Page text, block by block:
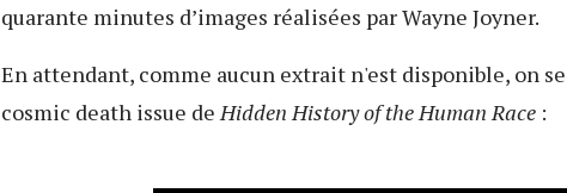
quarante minutes d’images réalisées par Wayne Joyner.
En attendant, comme aucun extrait n'est disponible, on
cosmic death issue deHidden History of the Human Race: